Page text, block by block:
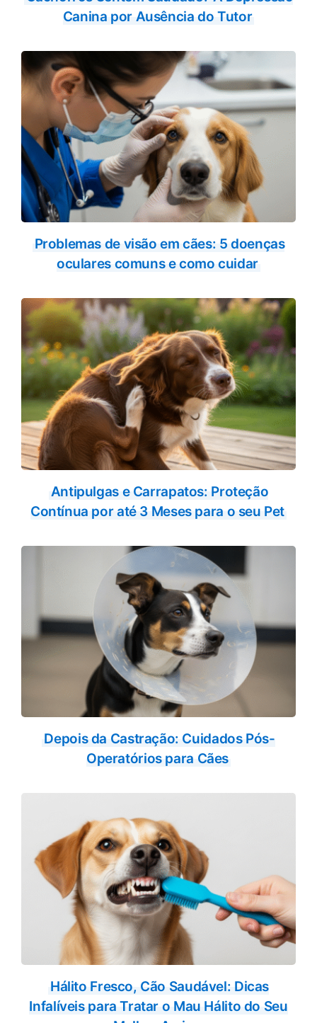
Canina por Ausência do Tutor
Problemas de visão em cães: 5 doenças
oculares comuns e como cuidar
Antipulgas e Carrapatos: Proteção
Contínua por até 3 Meses para o seu Pet
Depois da Castração: Cuidados Pós-
Operatórios para Cães
Hálito Fresco, Cão Saudável: Dicas
Infalíveis para Tratar o Mau Hálito do Seu